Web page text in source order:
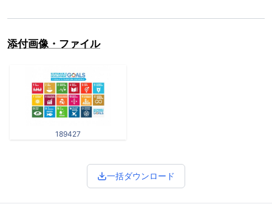
添付画像・ファイル
189427
一括ダウンロード